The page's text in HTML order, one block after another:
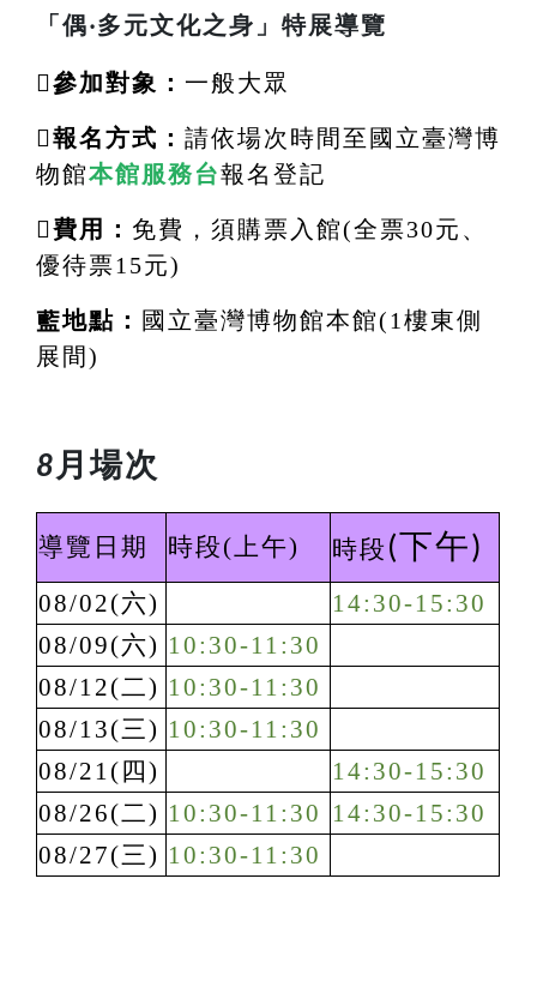
「偶‧多元文化之身」特展導覽
參加對象： 一般大眾
報名方式： 請依場次時間至國立臺灣博
物館本館服務台報名登記
費用： 免費，須購票入館(全票30元、
優待票15元)
藍地點： 國立臺灣博物館本館(1 樓東側
展間 )
8月場次
導覽日期 時段(上午) 時段(下午)
08/02(六)
14:30-15:30
08/09(六) 10:30-11:30
08/12(二) 10:30-11:30
08/13(三) 10:30-11:30
08/21(四)
14:30-15:30
08/26(二) 10:30-11:30 14:30-15:30
08/27(三) 10:30-11:30